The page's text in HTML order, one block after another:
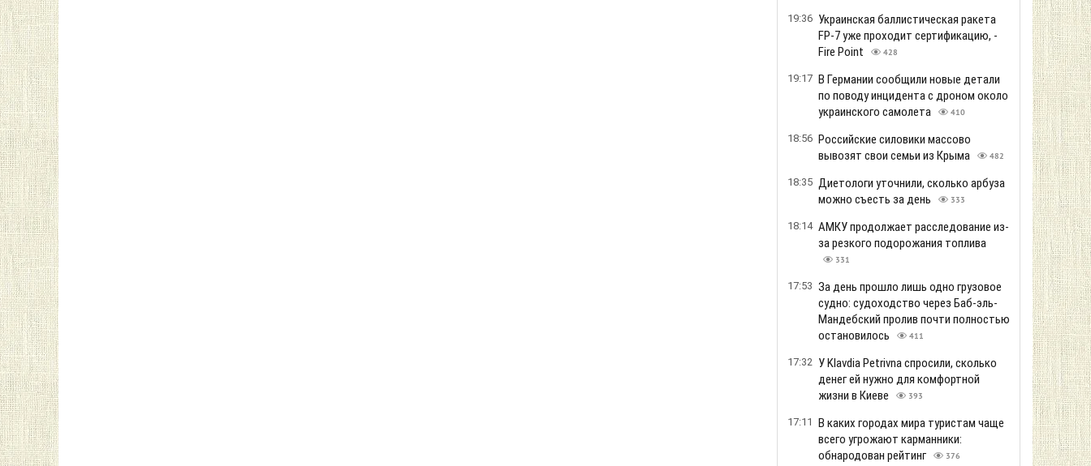
19:36 Украинская баллистическая ракета
FP-7 уже проходит сертификацию, -
Fire Point
428
19:17 В Германии сообщили новые детали
по поводу инцидента с дроном около
украинского самолета
410
18:56 Российские силовики массово
вывозят свои семьи из Крыма
482
18:35 Диетологи уточнили, сколько арбуза
можно съесть за день
333
18:14 АМКУ продолжает расследование из-
за резкого подорожания топлива
331
17:53 За день прошло лишь одно грузовое
судно: судоходство через Баб-эль-
Мандебский пролив почти полностью
остановилось
411
17:32 У Klavdia Petrivna спросили, сколько
денег ей нужно для комфортной
жизни в Киеве
393
17:11 В каких городах мира туристам чаще
всего угрожают карманники:
обнародован рейтинг
376